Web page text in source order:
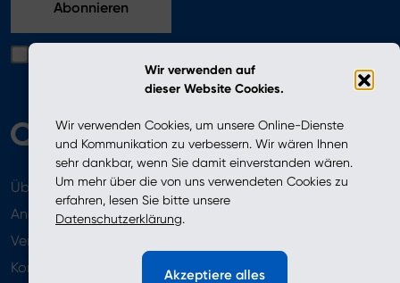
Wir verwenden auf
dieser Website Cookies.
Wir verwenden Cookies, um unsere Online-Dienste
und Kommunikation zu verbessern. Wir wären Ihnen
sehr dankbar, wenn Sie damit einverstanden wären.
Um mehr über die von uns verwendeten Cookies zu
erfahren, lesen Sie bitte unsere
Datenschutzerklärung.
Akzeptiere alles
Ich bestätige, dass ich die in der Datenschutzerklärung
enthaltenen Bedingungen gelesen habe
Über uns
Angebot
Aktuelles
Verkaufsstellen
Kontakt